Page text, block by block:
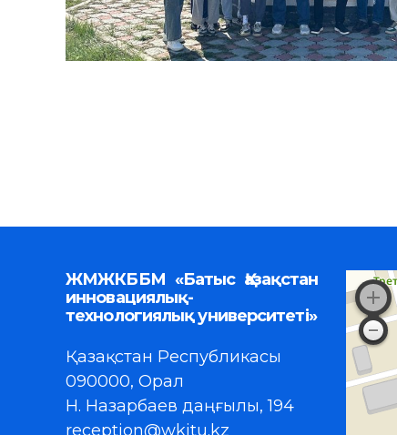
ЖМЖКББМ «Батыс Қазақстан
инновациялық-
технологиялық университеті»
Қазақстан Республикасы
090000, Орал
Н. Назарбаев даңғылы, 194
reception@wkitu.kz